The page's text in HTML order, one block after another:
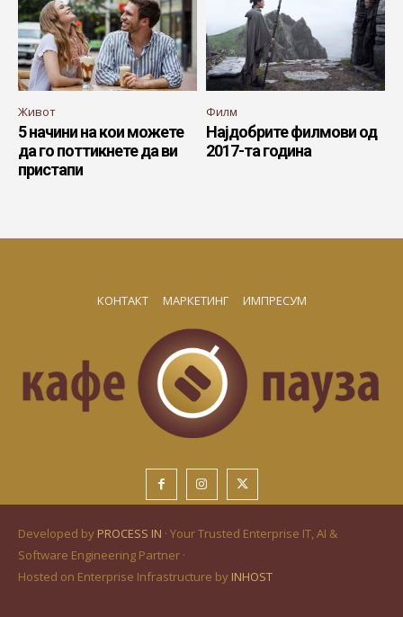
Живот
5 начини на кои можете
да го поттикнете да ви
пристапи
Филм
Најдобрите филмови од
2017-та година
КОНТАКТ МАРКЕТИНГ ИМПРЕСУМ
Developed by PROCESS IN · Your Trusted Enterprise IT, AI &
Software Engineering Partner ·
Hosted on Enterprise Infrastructure by INHOST